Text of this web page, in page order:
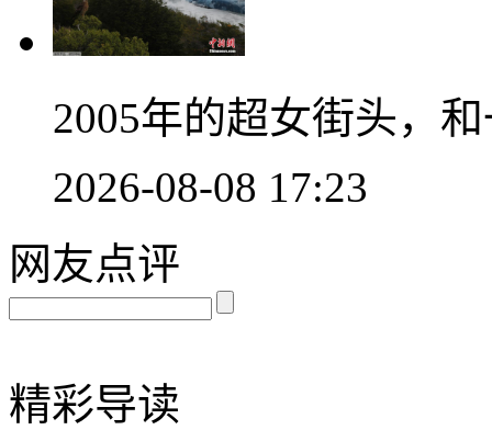
2005年的超女街头，
2026-08-08 17:23
网友点评
精彩导读